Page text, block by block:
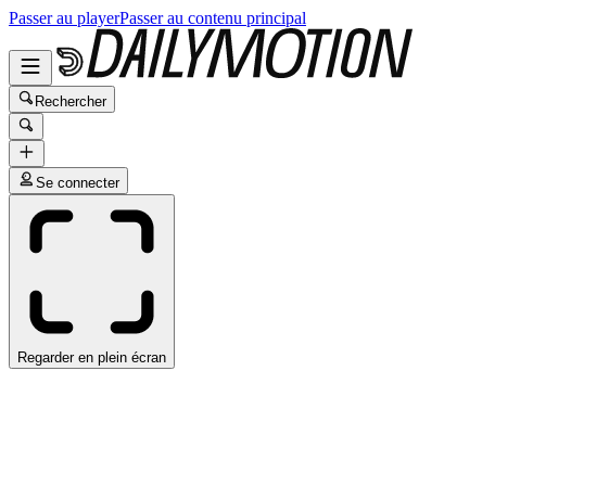
Passer au playerPasser au contenu principal
Rechercher
Se connecter
Regarder en plein écran